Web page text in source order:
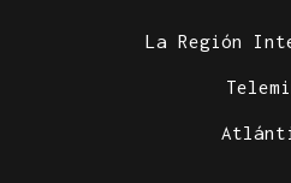
La Región